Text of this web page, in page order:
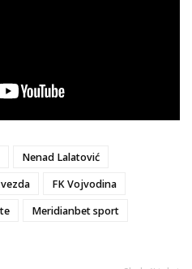
Nenad Lalatović
FK Vojvodina
Meridianbet sport